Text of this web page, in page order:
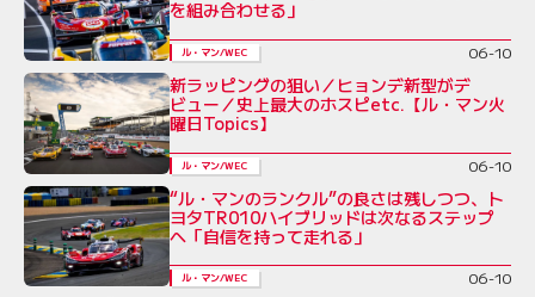
を組み合わせる」
ル・マン/WEC 06-10
新ラッピングの狙い／ヒョンデ新型がデ
ビュー／史上最大のホスピetc.【ル・マン火
曜日Topics】
ル・マン/WEC 06-10
“ル・マンのランクル”の良さは残しつつ、ト
ヨタTR010ハイブリッドは次なるステップ
へ「自信を持って走れる」
ル・マン/WEC 06-10